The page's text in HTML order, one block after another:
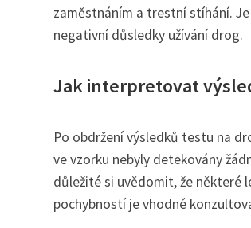
zaměstnáním a trestní stíhání.
negativní důsledky užívání drog.
Jak interpretovat
Po obdržení výsledků testu na
ve vzorku nebyly detekovány
důležité si uvědomit, že některé
pochybností je vhodné